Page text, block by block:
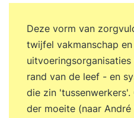
lesdagen volg je een
invulling van de
module werk je aan een
ontwikkelplan. Eindopdracht Je sluit de
opleiding af met een
over een actueel
Deze vorm van
twijfel vakmanschap
rand van de leef - en
die zin
der moeite (naar